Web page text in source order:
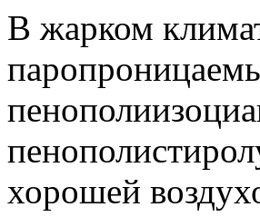
В жарком
хорошей